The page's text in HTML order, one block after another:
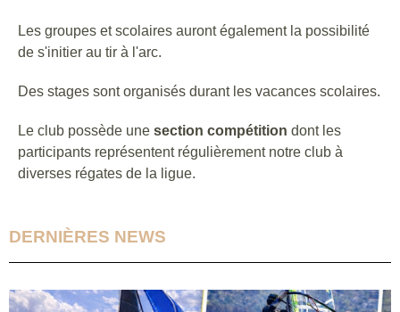
Les groupes et scolaires auront également la possibilité
de s'initier au tir à l'arc.
Des stages sont organisés durant les vacances scolaires.
Le club possède une section compétition dont les
participants représentent régulièrement notre club à
diverses régates de la ligue.
DERNIÈRES NEWS